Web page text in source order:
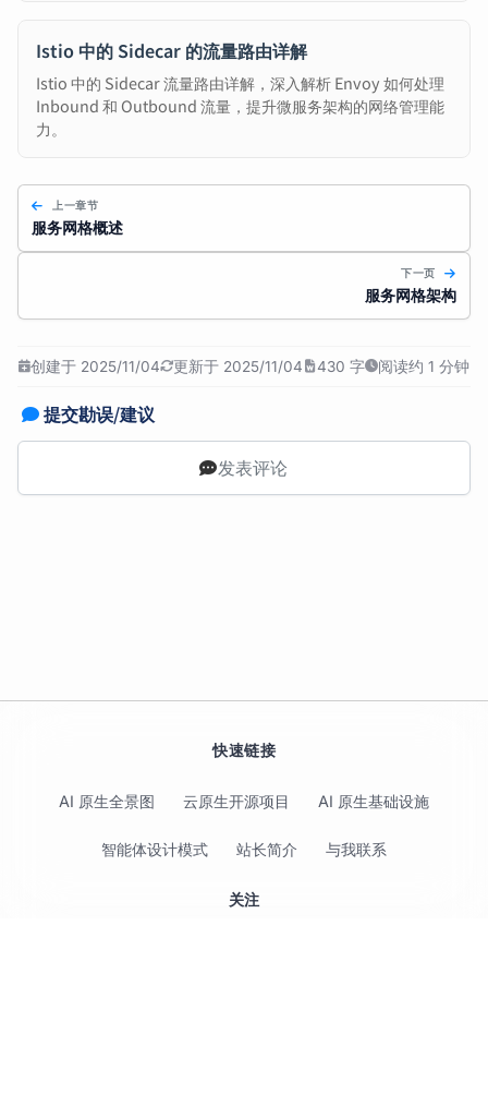
Istio 中的 Sidecar 的流量路由详解
Istio 中的 Sidecar 流量路由详解，深入解析 Envoy 如何处理
Inbound 和 Outbound 流量，提升微服务架构的网络管理能
力。
上一章节
服务网格概述
下一页
服务网格架构
创建于 2025/11/04 更新于 2025/11/04 430 字 阅读约 1 分钟
提交勘误/建议
发表评论
快速链接
AI 原生全景图 云原生开源项目 AI 原生基础设施
智能体设计模式 站长简介 与我联系
关注